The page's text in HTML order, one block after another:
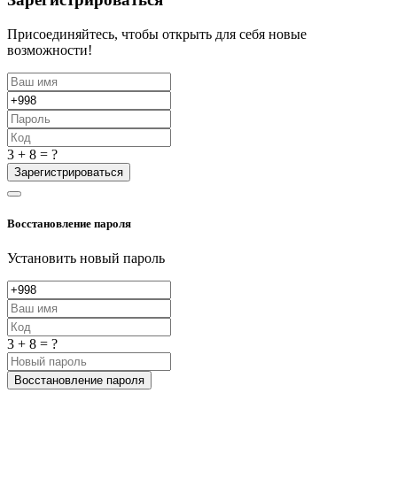
Присоединяйтесь, чтобы открыть для себя новые
возможности!
3 + 8 = ?
Зарегистрироваться
Восстановление пароля
Установить новый пароль
3 + 8 = ?
Восстановление пароля